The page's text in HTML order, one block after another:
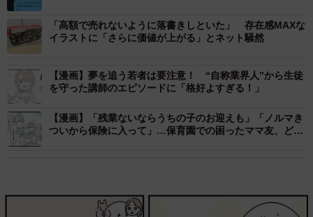
「高額で売れないように落書きしといた」 存在感MAXな
イラストに「さらに価値が上がる」とネット騒然
【漫画】夢を追う若者は要注意！ “自称業界人”から生徒
を守った講師のエピソードに「格好よすぎる！」
【漫画】「残業ないならうちの子のお迎えも」「ノルマき
ついから保険に入って」…保育園での困ったママ友、どう